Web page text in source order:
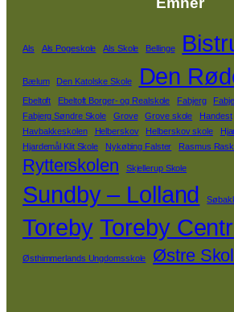
Als Als Pogeskole Als Skole Bellinge
Bælum Den Katolske Skole Den
Ebeltoft Ebeltoft Borger- og Realskole Fabjerg
Fabjerg Søndre Skole
Grove Grove skole Handest
Havbakkeskolen
Helberskov Helberskov skole
Hjardemål Klit Skole
Nykøbing Falster Rasmus
Rytterskolen Skjellerup Skole
Sundby – Lolland
Toreby Toreby
Østhimmerlands Ungdomsskole Østre